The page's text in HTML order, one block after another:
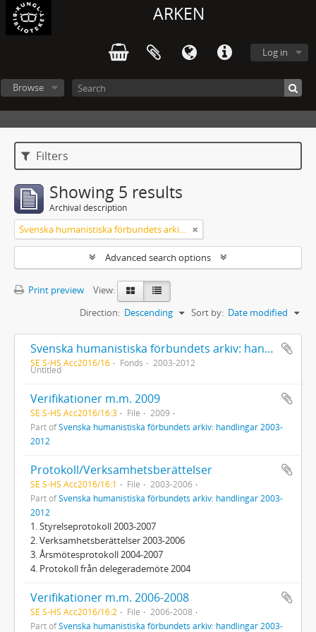
ARKEN
Log in
Browse
Filters
Showing 5 results
Archival description
Svenska humanistiska förbundets arkiv: handlingar 2003-2012
Advanced search options
Print preview
View:
Sort by: Date modified
Direction: Descending
Svenska humanistiska förbundets arkiv: handlingar 2003-2012
SE S-HS Acc2016/16 Fonds 2003-2012
Untitled
Verifikationer m.m. 2009
SE S-HS Acc2016/16:3 File
2009
Part ofSvenska humanistiska förbundets arkiv: handlingar 2003-
2012
Protokoll/Verksamhetsberättelser
SE S-HS Acc2016/16:1 File
2003-2006
Part ofSvenska humanistiska förbundets arkiv: handlingar 2003-
2012
1. Styrelseprotokoll 2003-2007
2. Verksamhetsberättelser 2003-2006
3. Årsmötesprotokoll 2004-2007
4. Protokoll från delegerademöte 2004
Verifikationer m.m. 2006-2008
SE S-HS Acc2016/16:2 File
2006-2008
Part ofSvenska humanistiska förbundets arkiv: handlingar 2003-